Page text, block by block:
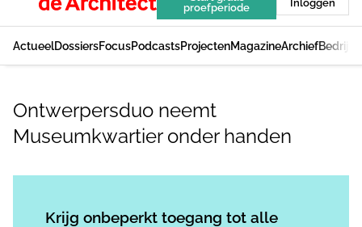
proefperiode
Inloggen
ActueelDossiersFocusPodcastsProjectenMagazineArchief
Ontwerpersduo neemt
Museumkwartier onder handen
Krijg onbeperkt toegang tot alle